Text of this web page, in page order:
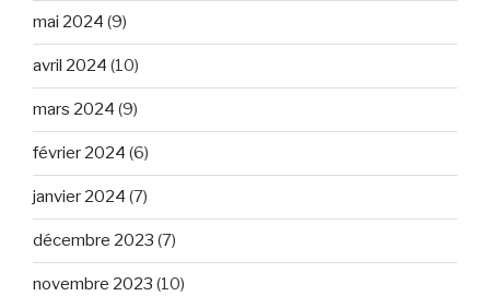
mai 2024 (9)
avril 2024 (10)
mars 2024 (9)
février 2024 (6)
janvier 2024 (7)
décembre 2023 (7)
novembre 2023 (10)